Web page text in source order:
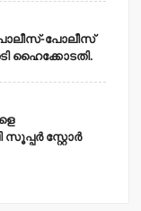
പോലീസ്-പോലീസ്
ഹൈക്കോടതി.
സൂപ്പര്‍ സ്റ്റോര്‍